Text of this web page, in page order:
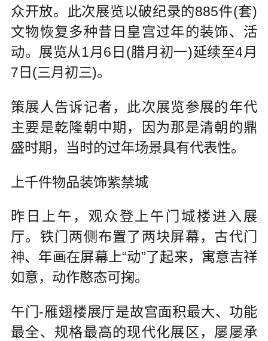
众开放。此次展览以破纪录的885件(套)
文物恢复多种昔日皇宫过年的装饰、活
动。展览从1月6日(腊月初一)延续至4月
7日(三月初三)。
策展人告诉记者，此次展览参展的年代
主要是乾隆朝中期，因为那是清朝的鼎
盛时期，当时的过年场景具有代表性。
上千件物品装饰紫禁城
昨日上午，观众登上午门城楼进入展
厅。铁门两侧布置了两块屏幕，古代门
神、年画在屏幕上“动”了起来，寓意吉祥
如意，动作憨态可掬。
午门-雁翅楼展厅是故宫面积最大、功能
最全、规格最高的现代化展区，屡屡承